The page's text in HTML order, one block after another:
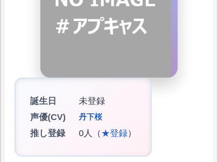
誕生日
未登録
声優(CV)
丹下桜
推し登録 0人（ ★登録）